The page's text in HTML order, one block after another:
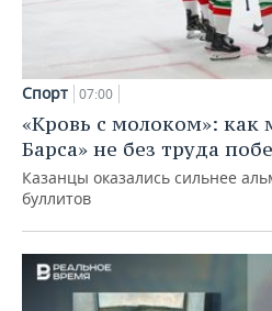
Спорт 07:00
«Кровь с молоком»: как
Барса» не без труда
Казанцы оказались сильнее
буллитов